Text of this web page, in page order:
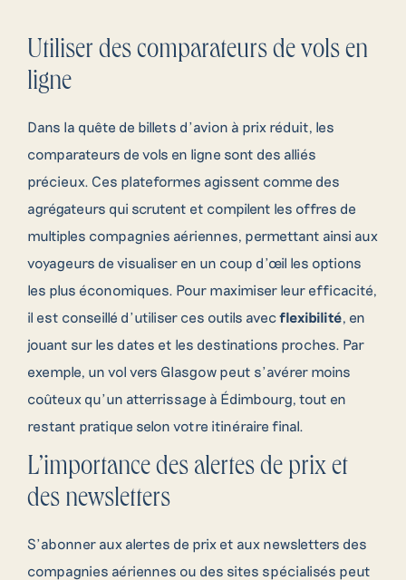
Utiliser des comparateurs de vols en
ligne
Dans la quête de billets d’avion à prix réduit, les
comparateurs de vols en ligne sont des alliés
précieux. Ces plateformes agissent comme des
agrégateurs qui scrutent et compilent les offres de
multiples compagnies aériennes, permettant ainsi aux
voyageurs de visualiser en un coup d’œil les options
les plus économiques. Pour maximiser leur efficacité,
il est conseillé d’utiliser ces outils avecflexibilité , en
jouant sur les dates et les destinations proches. Par
exemple, un vol vers Glasgow peut s’avérer moins
coûteux qu’un atterrissage à Édimbourg, tout en
restant pratique selon votre itinéraire final.
L’importance des alertes de prix et
des newsletters
S’abonner aux alertes de prix et aux newsletters des
compagnies aériennes ou des sites spécialisés peut